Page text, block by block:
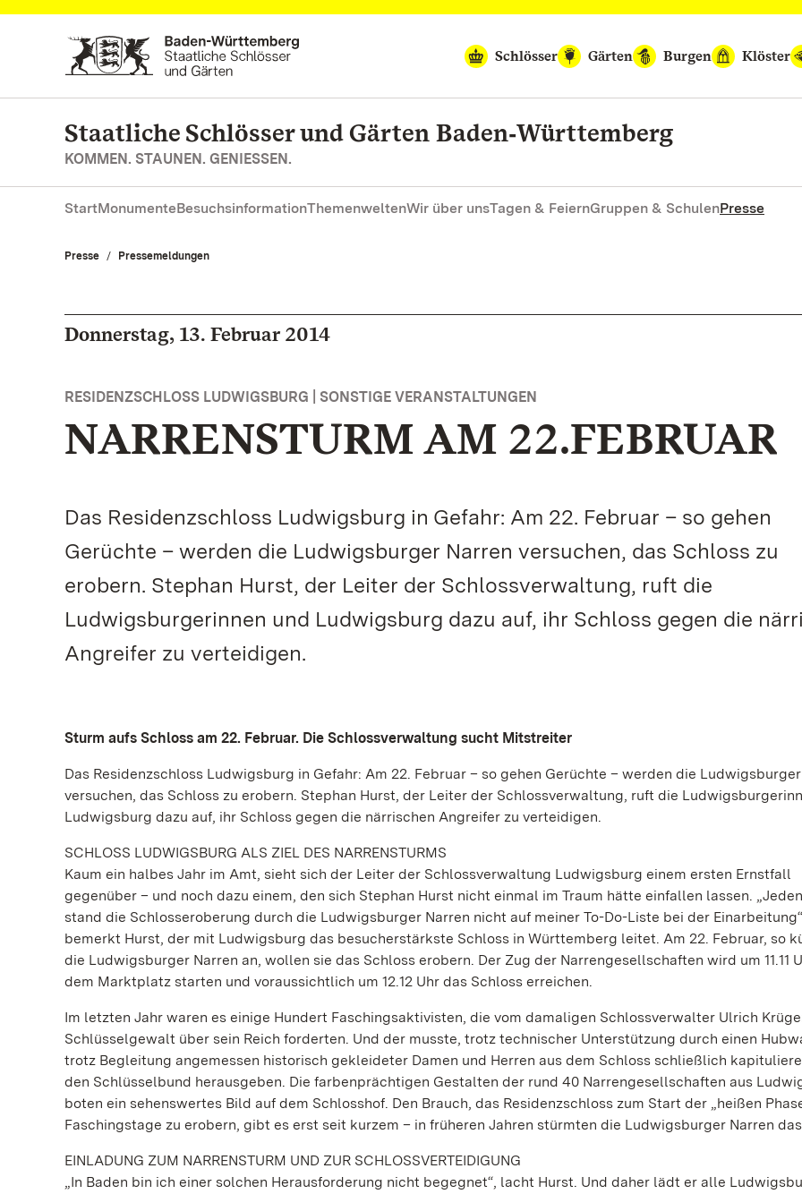
Zum Hauptinhalt springen
Schlösser
Gärten Burgen Klöster
Staatliche Schlösser und Gärten Baden‑Württemberg
KOMMEN. STAUNEN. GENIESSEN.
StartMonumenteBesuchsinformationThemenweltenWir über unsTagen & FeiernGruppen & SchulenPresse
Presse Pressemeldungen
Donnerstag, 13. Februar 2014
RESIDENZSCHLOSS LUDWIGSBURG | SONSTIGE VERANSTALTUNGEN
NARRENSTURM AM 22.FEBRUAR
Das Residenzschloss Ludwigsburg in Gefahr: Am 22. Februar – so gehen
Gerüchte – werden die Ludwigsburger Narren versuchen, das Schloss zu
erobern. Stephan Hurst, der Leiter der Schlossverwaltung, ruft die
Ludwigsburgerinnen und Ludwigsburg dazu auf, ihr Schloss gegen die
Angreifer zu verteidigen.
Sturm aufs Schloss am 22. Februar. Die Schlossverwaltung sucht Mitstreiter
Das Residenzschloss Ludwigsburg in Gefahr: Am 22. Februar – so gehen Gerüchte – werden die
versuchen, das Schloss zu erobern. Stephan Hurst, der Leiter der Schlossverwaltung, ruft die
Ludwigsburg dazu auf, ihr Schloss gegen die närrischen Angreifer zu verteidigen.
SCHLOSS LUDWIGSBURG ALS ZIEL DES NARRENSTURMS
Kaum ein halbes Jahr im Amt, sieht sich der Leiter der Schlossverwaltung Ludwigsburg einem ersten Ernstfall
gegenüber – und noch dazu einem, den sich Stephan Hurst nicht einmal im Traum hätte einfallen lassen.
stand die Schlosseroberung durch die Ludwigsburger Narren nicht auf meiner To-Do-Liste bei der
bemerkt Hurst, der mit Ludwigsburg das besucherstärkste Schloss in Württemberg leitet. Am 22. Februar, so
die Ludwigsburger Narren an, wollen sie das Schloss erobern. Der Zug der Narrengesellschaften wird um 11.11
dem Marktplatz starten und voraussichtlich um 12.12 Uhr das Schloss erreichen.
Im letzten Jahr waren es einige Hundert Faschingsaktivisten, die vom damaligen Schlossverwalter Ulrich
Schlüsselgewalt über sein Reich forderten. Und der musste, trotz technischer Unterstützung durch einen
trotz Begleitung angemessen historisch gekleideter Damen und Herren aus dem Schloss schließlich
den Schlüsselbund herausgeben. Die farbenprächtigen Gestalten der rund 40 Narrengesellschaften aus
boten ein sehenswertes Bild auf dem Schlosshof. Den Brauch, das Residenzschloss zum Start der „heißen
Faschingstage zu erobern, gibt es erst seit kurzem – in früheren Jahren stürmten die Ludwigsburger Narren
EINLADUNG ZUM NARRENSTURM UND ZUR SCHLOSSVERTEIDIGUNG
„In Baden bin ich einer solchen Herausforderung nicht begegnet“, lacht Hurst. Und daher lädt er alle